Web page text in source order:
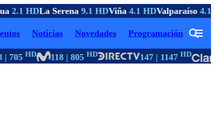
2.1 HDLa Serena9.1 HDViña4.1 HDValparaíso4.1
Noticias Novedades Programación
705HD 118 | 805HD 147 | 1147HD